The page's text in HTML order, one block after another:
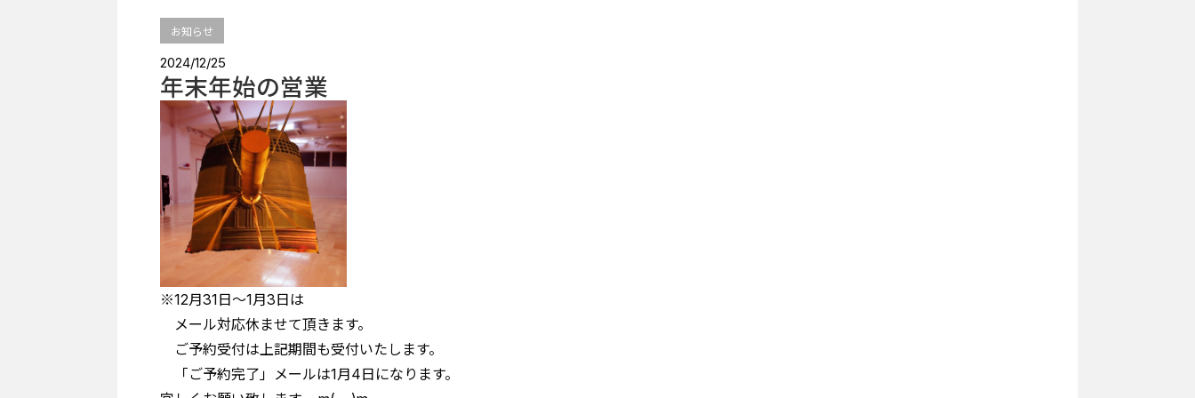
お知らせ
2024/12/25
年末年始の営業
※12月31日～1月3日は
メール対応休ませて頂きます。
ご予約受付は上記期間も受付いたします。
「ご予約完了」メールは1月4日になります。